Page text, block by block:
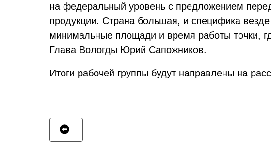
на федеральный уровень с предложением
продукции. Страна большая, и специфика
минимальные площади и время работы точки,
Глава Вологды Юрий Сапожников.
Итоги рабочей группы будут направлены на